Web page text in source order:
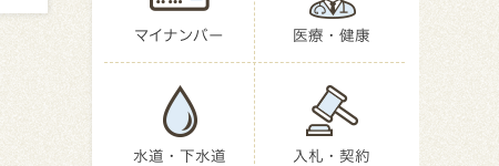
マイナンバー 医療・健康
水道・下水道 入札・契約